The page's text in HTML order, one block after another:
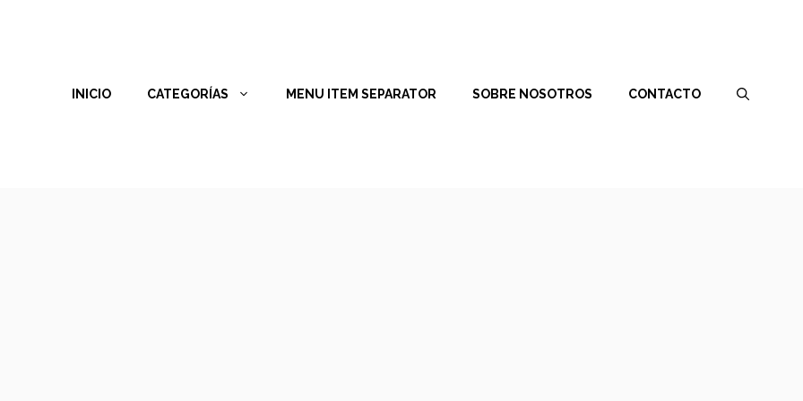
INICIO CATEGORÍAS MENU ITEM SEPARATOR SOBRE NOSOTROS CONTACTO